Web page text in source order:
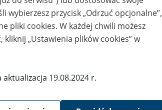
wybierzesz przycisk „Odrzuć opcjonalne”,
pliki cookies. W każdej chwili możesz
„Ustawienia plików cookies” w
19.08.2024 r.